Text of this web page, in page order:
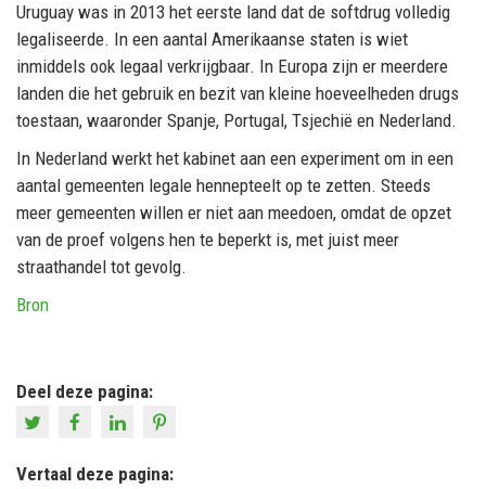
Uruguay was in 2013 het eerste land dat de softdrug volledig
legaliseerde. In een aantal Amerikaanse staten is wiet
inmiddels ook legaal verkrijgbaar. In Europa zijn er meerdere
landen die het gebruik en bezit van kleine hoeveelheden drugs
toestaan, waaronder Spanje, Portugal, Tsjechië en Nederland.
In Nederland werkt het kabinet aan een experiment om in een
aantal gemeenten legale hennepteelt op te zetten. Steeds
meer gemeenten willen er niet aan meedoen, omdat de opzet
van de proef volgens hen te beperkt is, met juist meer
straathandel tot gevolg.
Bron
Deel deze pagina:
Vertaal deze pagina: